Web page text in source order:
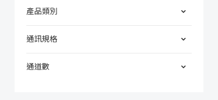
產品類別
通訊規格
通道數